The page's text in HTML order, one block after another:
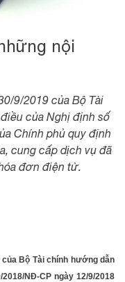
nội
9/2019 của Bộ Tài
của Nghị định số
Chính phủ quy định
cung cấp dịch vụ đã
đơn điện tử.
của Bộ Tài chính hướng dẫn
NĐ-CP ngày 12/9/2018